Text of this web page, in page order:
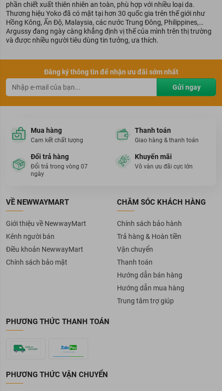
phần chiết xuất thiên nhiên an toàn, phù hợp với nhiều loại da.
Thương hiệu Yoko đã có mặt tại hơn 30 quốc gia trên thế giới như
Hồng Kông, Ấn Độ, Malaysia, các nước Trung Đông, Philippines,…
Argussy đang ngày càng khẳng định vị thế của mình trên thị trường
và được nhiều người tiêu dùng tin tưởng, ưa thích.
Đăng ký thông tin để nhận ưu đãi sớm nhất
Gửi ngay
Mua hàng
Cam kết chất lượng
Thanh toán
Giao hàng & thanh toán
Đổi trả hàng
Đổi trả trong vòng 07
ngày
Khuyến mãi
Vô vàn ưu đãi cực lớn
VỀ NEWWAYMART
Giới thiệu về NewwayMart
Kênh người bán
Điều khoản NewwayMart
Chính sách bảo mật
CHĂM SÓC KHÁCH HÀNG
Chính sách bảo hành
Trả hàng & Hoàn tiền
Vận chuyển
Thanh toán
Hướng dẫn bán hàng
Hướng dẫn mua hàng
Trung tâm trợ giúp
PHƯƠNG THỨC THANH TOÁN
PHƯƠNG THỨC VẬN CHUYỂN